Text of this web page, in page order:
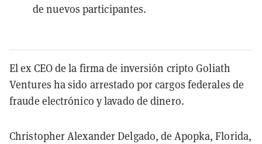
de nuevos participantes.
El ex CEO de la firma de inversión cripto Goliath
Ventures ha sido arrestado por cargos federales de
fraude electrónico y lavado de dinero.
Christopher Alexander Delgado, de Apopka, Florida,